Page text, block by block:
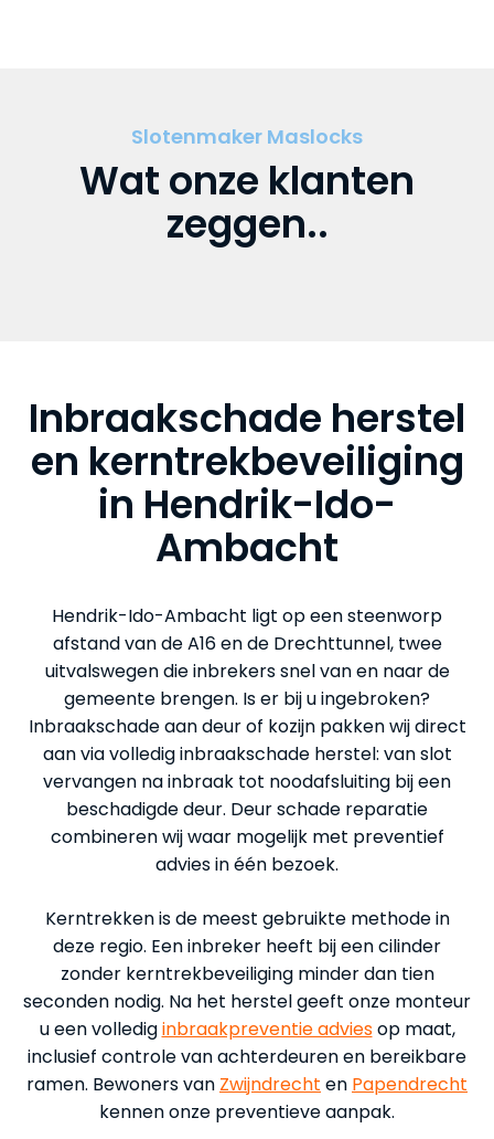
Slotenmaker Maslocks
Wat onze klanten
zeggen..
Inbraakschade herstel
en kerntrekbeveiliging
in Hendrik-Ido-
Ambacht
Hendrik-Ido-Ambacht ligt op een steenworp
afstand van de A16 en de Drechttunnel, twee
uitvalswegen die inbrekers snel van en naar de
gemeente brengen. Is er bij u ingebroken?
Inbraakschade aan deur of kozijn pakken wij direct
aan via volledig inbraakschade herstel: van slot
vervangen na inbraak tot noodafsluiting bij een
beschadigde deur. Deur schade reparatie
combineren wij waar mogelijk met preventief
advies in één bezoek.
Kerntrekken is de meest gebruikte methode in
deze regio. Een inbreker heeft bij een cilinder
zonder kerntrekbeveiliging minder dan tien
seconden nodig. Na het herstel geeft onze monteur
u een vollediginbraakpreventie adviesop maat,
inclusief controle van achterdeuren en bereikbare
ramen. Bewoners van Zwijndrecht en Papendrecht
kennen onze preventieve aanpak.